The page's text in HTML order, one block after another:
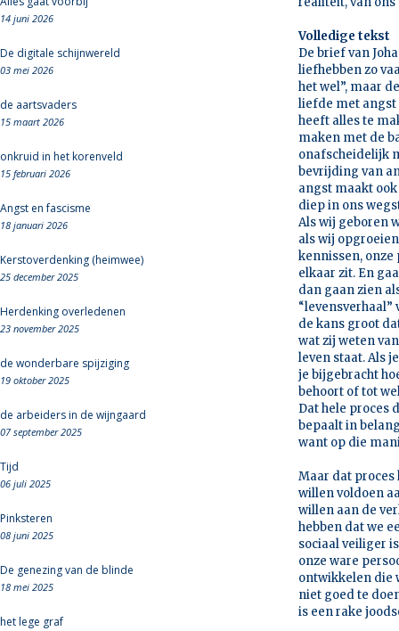
14 juni 2026
De digitale schijnwereld
03 mei 2026
de aartsvaders
15 maart 2026
onkruid in het korenveld
15 februari 2026
Angst en fascisme
18 januari 2026
Kerstoverdenking (heimwee)
25 december 2025
Herdenking overledenen
23 november 2025
de wonderbare spijziging
19 oktober 2025
de arbeiders in de wijngaard
07 september 2025
Tijd
06 juli 2025
Pinksteren
08 juni 2025
De genezing van de blinde
18 mei 2025
het lege graf
Volledige tekst
De brief van
liefhebben zo
het wel”, maar
liefde met angst
heeft alles te
maken met de
onafscheidelijk
bevrijding van
angst maakt
diep in ons
Als wij geboren
als wij
kennissen, onze
elkaar zit. En
dan gaan zien
“levensverhaal”
de kans groot
wat zij weten
leven staat. Als
je bijgebracht
behoort of tot
Dat hele proces
bepaalt in
want op die
Maar dat proces
willen voldoen
willen aan de
hebben dat we
sociaal veiliger
onze ware
ontwikkelen die
niet goed te
is een rake